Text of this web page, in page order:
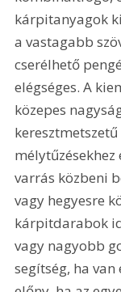
kárpitanyagok
a vastagabb
cserélhető
elégséges. A
közepes
varrás közbeni
vagy hegyesre
kárpitdarabok
vagy nagyobb
segítség, ha